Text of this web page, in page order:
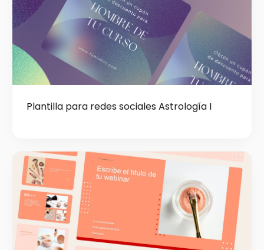
Plantilla para redes sociales Astrología I